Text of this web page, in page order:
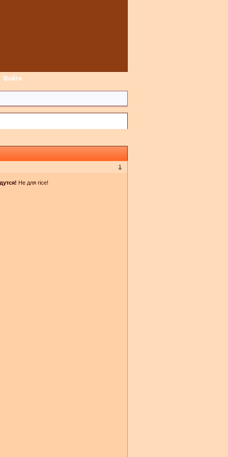
Войти
1
Не для rice!